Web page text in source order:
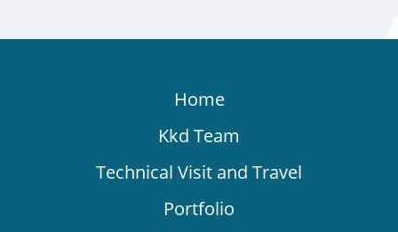
Home
Kkd Team
Technical Visit and Travel
Portfolio